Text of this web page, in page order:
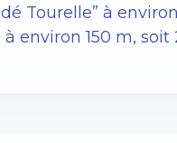
Tourelle” à
à environ 150 m,